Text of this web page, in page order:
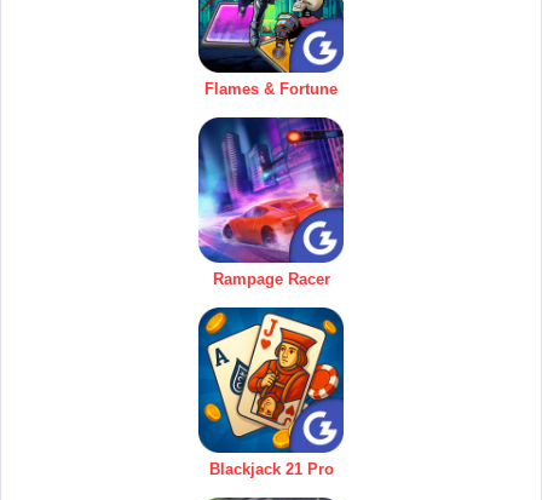
Flames & Fortune
Rampage Racer
Blackjack 21 Pro